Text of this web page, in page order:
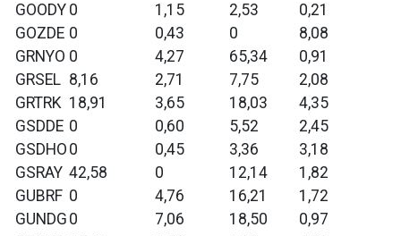
GOODY 0 1,15 2,53
0,21
GOZDE 0 0,43 0
8,08
GRNYO 0 4,27 65,34
0,91
GRSEL 8,16 2,71 7,75
2,08
GRTRK 18,91 3,65 18,03
4,35
GSDDE 0 0,60 5,52
2,45
GSDHO 0 0,45 3,36
3,18
GSRAY 42,58 0 12,14
1,82
GUBRF 0 4,76 16,21
1,72
GUNDG 0 7,06 18,50
0,97